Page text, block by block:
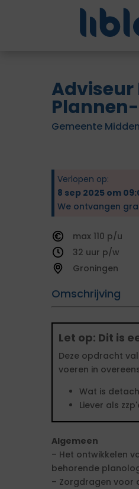
Gemeente
Verlopen op:
8 sep 2025 om
We ontvangen
110
32
Groningen
Omschrijving
Let op: Dit is
Deze opdracht
voeren in
Wat is
Liever als
Algemeen
– Het ontwikkelen
behorende
– Zorgdragen voor